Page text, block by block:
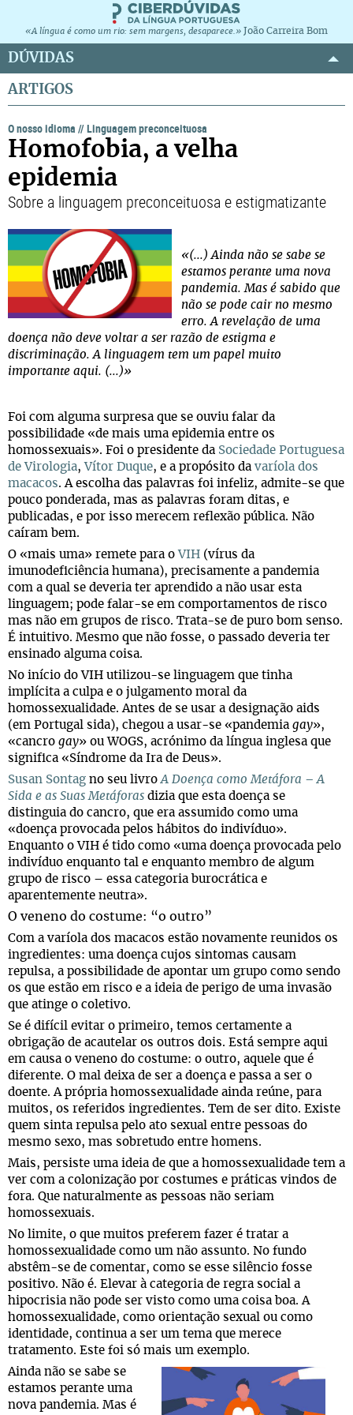
«A língua é como um rio: sem margens, desaparece.» João Carreira Bom
DÚVIDAS
ARTIGOS
O nosso idioma //Linguagem preconceituosa
Homofobia, a velha
epidemia
Sobre a linguagem preconceituosa e estigmatizante
«(...) Ainda não se sabe se
estamos perante uma nova
pandemia. Mas é sabido que
não se pode cair no mesmo
erro. A revelação de uma
doença não deve voltar a ser razão de estigma e
discriminação. A linguagem tem um papel muito
importante aqui. (...)»
Foi com alguma surpresa que se ouviu falar da
possibilidade «de mais uma epidemia entre os
homossexuais». Foi o presidente da Sociedade Portuguesa
de Virologia, Vítor Duque, e a propósito da varíola dos
macacos. A escolha das palavras foi infeliz, admite-se que
pouco ponderada, mas as palavras foram ditas, e
publicadas, e por isso merecem reflexão pública. Não
caíram bem.
O «mais uma» remete para o VIH (vírus da
imunodeficiência humana), precisamente a pandemia
com a qual se deveria ter aprendido a não usar esta
linguagem; pode falar-se em comportamentos de risco
mas não em grupos de risco. Trata-se de puro bom senso.
É intuitivo. Mesmo que não fosse, o passado deveria ter
ensinado alguma coisa.
No início do VIH utilizou-se linguagem que tinha
implícita a culpa e o julgamento moral da
homossexualidade. Antes de se usar a designação aids
(em Portugal sida), chegou a usar-se «pandemia gay»,
«cancro gay» ou WOGS, acrónimo da língua inglesa que
significa «Síndrome da Ira de Deus».
Susan Sontag no seu livroA Doença como Metáfora – A
Sida e as Suas Metáforas dizia que esta doença se
distinguia do cancro, que era assumido como uma
«doença provocada pelos hábitos do indivíduo».
Enquanto o VIH é tido como «uma doença provocada pelo
indivíduo enquanto tal e enquanto membro de algum
grupo de risco – essa categoria burocrática e
aparentemente neutra».
O veneno do costume: “o outro”
Com a varíola dos macacos estão novamente reunidos os
ingredientes: uma doença cujos sintomas causam
repulsa, a possibilidade de apontar um grupo como sendo
os que estão em risco e a ideia de perigo de uma invasão
que atinge o coletivo.
Se é difícil evitar o primeiro, temos certamente a
obrigação de acautelar os outros dois. Está sempre aqui
em causa o veneno do costume: o outro, aquele que é
diferente. O mal deixa de ser a doença e passa a ser o
doente. A própria homossexualidade ainda reúne, para
muitos, os referidos ingredientes. Tem de ser dito. Existe
quem sinta repulsa pelo ato sexual entre pessoas do
mesmo sexo, mas sobretudo entre homens.
Mais, persiste uma ideia de que a homossexualidade tem a
ver com a colonização por costumes e práticas vindos de
fora. Que naturalmente as pessoas não seriam
homossexuais.
No limite, o que muitos preferem fazer é tratar a
homossexualidade como um não assunto. No fundo
abstêm-se de comentar, como se esse silêncio fosse
positivo. Não é. Elevar à categoria de regra social a
hipocrisia não pode ser visto como uma coisa boa. A
homossexualidade, como orientação sexual ou como
identidade, continua a ser um tema que merece
tratamento. Este foi só mais um exemplo.
Ainda não se sabe se
estamos perante uma
nova pandemia. Mas é